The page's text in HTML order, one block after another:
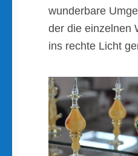
wunderbare
der die einzelnen
ins rechte Licht